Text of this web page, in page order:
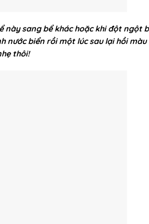
này sang bể khác hoặc khi đột ngột
nước biển rồi một lúc sau lại hồi màu
thôi!